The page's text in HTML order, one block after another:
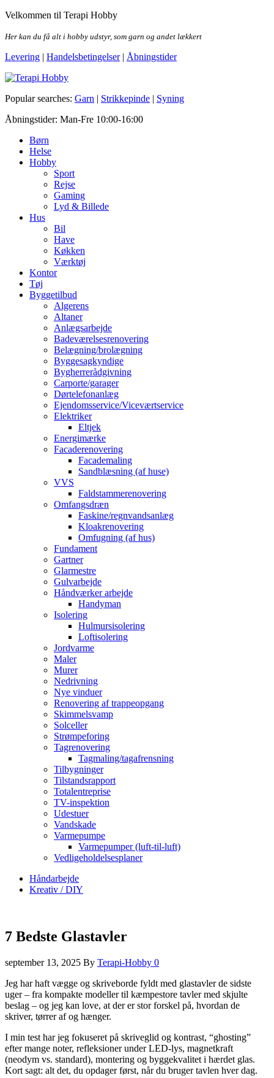
Skip
the
Velkommen til Terapi Hobby
Her kan du få alt i hobby udstyr, som garn og andet lækkert
Levering | Handelsbetingelser| Åbningstider
Terapi Hobby
Popular searches: Garn | Strikkepinde | Syning
Åbningstider: Man-Fre 10:00-16:00
Børn
Helse
Hobby
Sport
Rejse
Gaming
Lyd & Billede
Hus
Bil
Have
Køkken
Værktøj
Kontor
Tøj
Byggetilbud
Algerens
Altaner
Anlægsarbejde
Badeværelsesrenovering
Belægning/brolægning
Byggesagkyndige
Bygherrerådgivning
Carporte/garager
Dørtelefonanlæg
Ejendomsservice/Viceværtservice
Elektriker
Eltjek
Energimærke
Facaderenovering
Facademaling
Sandblæsning (af huse)
VVS
Faldstammerenovering
Omfangsdræn
Faskine/regnvandsanlæg
Kloakrenovering
Omfugning (af hus)
Fundament
Gartner
Glarmestre
Gulvarbejde
Håndværker arbejde
Handyman
Isolering
Hulmursisolering
Loftisolering
Jordvarme
Maler
Murer
Nedrivning
Nye vinduer
Renovering af trappeopgang
Skimmelsvamp
Solceller
Strømpeforing
Tagrenovering
Tagmaling/tagafrensning
Tilbygninger
Tilstandsrapport
Totalentreprise
TV-inspektion
Udestuer
Vandskade
Varmepumpe
Varmepumper (luft-til-luft)
Vedligeholdelsesplaner
Håndarbejde
Kreativ / DIY
7 Bedste Glastavler
september 13, 2025 By Terapi-Hobby 0
Jeg har haft vægge og skriveborde fyldt med glastavler de sidste
uger – fra kompakte modeller til kæmpestore tavler med skjulte
beslag – og jeg kan love, at der er stor forskel på, hvordan de
skriver, tørrer af og hænger.
I min test har jeg fokuseret på skriveglid og kontrast, “ghosting”
efter mange noter, refleksioner under LED-lys, magnetkraft
(neodym vs. standard), montering og byggekvalitet i hærdet glas.
Kort sagt: alt det, du opdager først, når du bruger tavlen hver dag.